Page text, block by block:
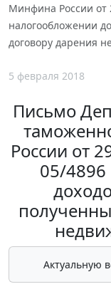
Минфина России от
налогообложении
договору дарения
5 февраля 2018
Письмо
России от
05/
Актуальную